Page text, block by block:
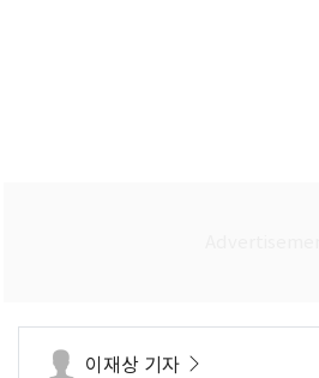
이재상 기자